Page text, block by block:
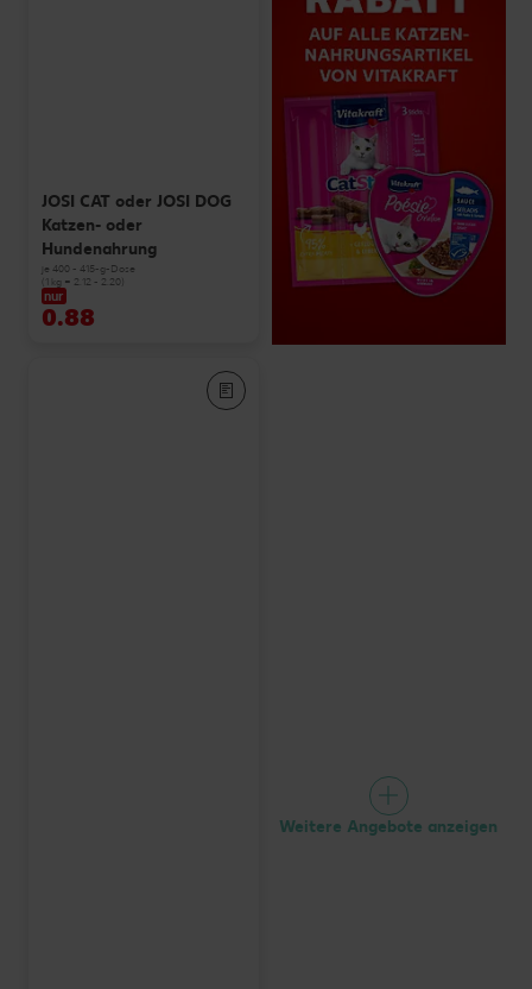
JOSI CAT oder JOSI DOG
Katzen- oder
Hundenahrung
je 400 - 415-g-Dose
(1 kg = 2.12 - 2.20)
nur
0.88
Weitere Angebote anzeigen